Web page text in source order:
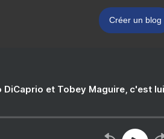
Créer un blog
DiCaprio et Tobey Maguire, c'est